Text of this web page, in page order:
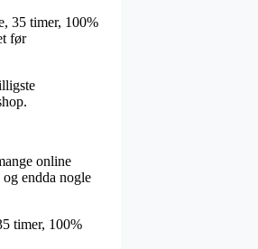
35 timer, 100%
før
online
endda nogle
timer, 100%